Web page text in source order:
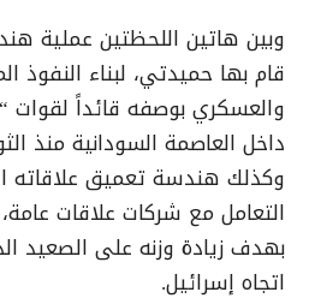
وبين هاتين اللحظتين عملية
قام بها حميدتي، لبناء النفوذ
والعسكري بوصفه قائداً لقوات
داخل العاصمة السودانية منذ
وكذلك هندسة تعميق علاقاته
التعامل مع شركات علاقات
بهدف زيادة وزنه على الصعيد
اتجاه إسرائيل.